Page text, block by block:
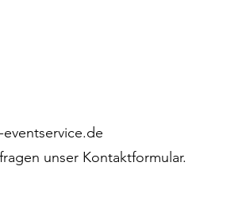
unser Kontaktformular.